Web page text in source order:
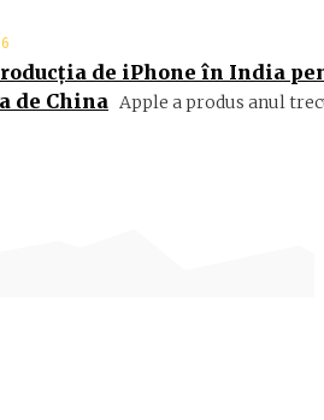
de iPhone în India
de China Apple a produs anul